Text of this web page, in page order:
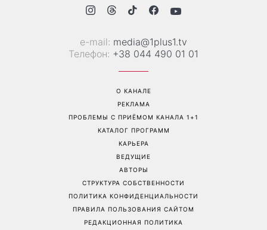
певица Lama поразила
признанием, благодаря
бьюти-мир: почему все
переходят на
естественный взгляд